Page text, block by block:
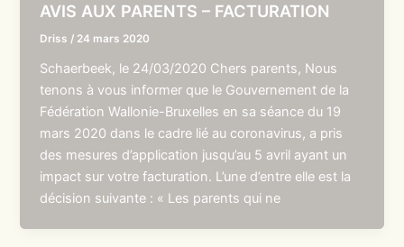
AVIS AUX PARENTS – FACTURATION
Driss / 24 mars 2020
Schaerbeek, le 24/03/2020 Chers parents, Nous
tenons à vous informer que le Gouvernement de la
Fédération Wallonie-Bruxelles en sa séance du 19
mars 2020 dans le cadre lié au coronavirus, a pris
des mesures d’application jusqu’au 5 avril ayant un
impact sur votre facturation. L’une d’entre elle est la
décision suivante : « Les parents qui ne